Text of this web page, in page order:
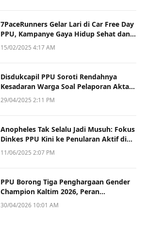
7PaceRunners Gelar Lari di Car Free Day
PPU, Kampanye Gaya Hidup Sehat dan
Dukung UMKM
15/02/2025 4:17 AM
Disdukcapil PPU Soroti Rendahnya
Kesadaran Warga Soal Pelaporan Akta
Kematian
29/04/2025 2:11 PM
Anopheles Tak Selalu Jadi Musuh: Fokus
Dinkes PPU Kini ke Penularan Aktif di
Sotek
11/06/2025 2:07 PM
PPU Borong Tiga Penghargaan Gender
Champion Kaltim 2026, Peran
Perempuan Jadi Sorotan
30/04/2026 10:01 AM